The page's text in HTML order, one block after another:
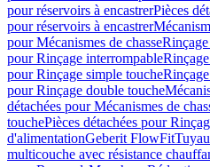
pour réservoirs à encastrerPièces
pour réservoirs à encastrer
pour Mécanismes de chasse
pour Rinçage interrompable
pour Rinçage simple touche
pour Rinçage double touche
détachées pour Mécanismes de
touchePièces détachées pour
d'alimentationGeberit FlowFit
multicouche avec résistance